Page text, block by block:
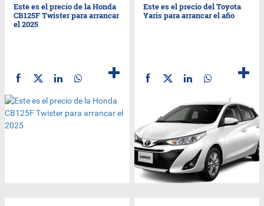
Este es el precio de la Honda
CB125F Twister para arrancar
el 2025
Este es el precio del Toyota
Yaris para arrancar el año